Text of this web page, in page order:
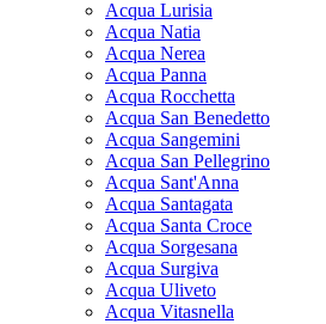
Acqua Lurisia
Acqua Natia
Acqua Nerea
Acqua Panna
Acqua Rocchetta
Acqua San Benedetto
Acqua Sangemini
Acqua San Pellegrino
Acqua Sant'Anna
Acqua Santagata
Acqua Santa Croce
Acqua Sorgesana
Acqua Surgiva
Acqua Uliveto
Acqua Vitasnella